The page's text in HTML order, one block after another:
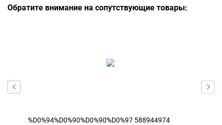
Обратите внимание на сопутствующие товары:
%D0%94%D0%90%D0%90%D0%97 588944974